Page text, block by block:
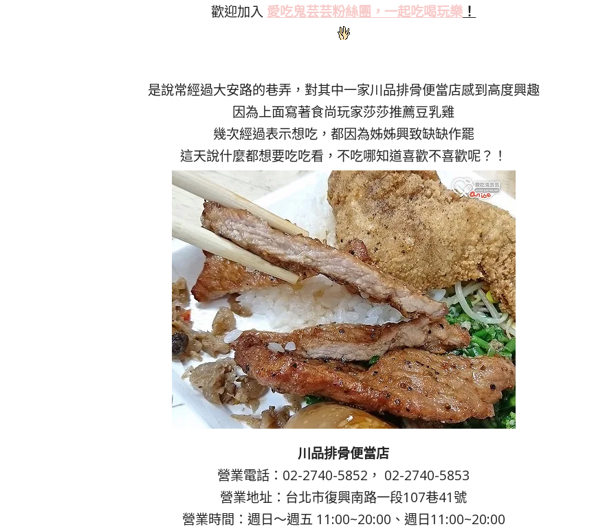
歡迎加入 愛吃鬼芸芸粉絲團，一起吃喝玩樂 ！
是說常經過大安路的巷弄，對其中一家川品排骨便當店感到高度興趣
因為上面寫著食尚玩家莎莎推薦豆乳雞
幾次經過表示想吃，都因為姊姊興致缺缺作罷
這天說什麼都想要吃吃看，不吃哪知道喜歡不喜歡呢？！
川品排骨便當店
營業電話：02-2740-5852， 02-2740-5853
營業地址：台北市復興南路一段107巷41號
營業時間：週日～週五 11:00~20:00、週日11:00~20:00